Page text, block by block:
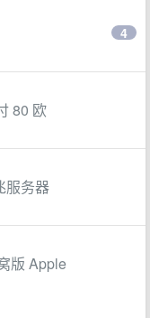
4
80 欧
服务器
版 Apple